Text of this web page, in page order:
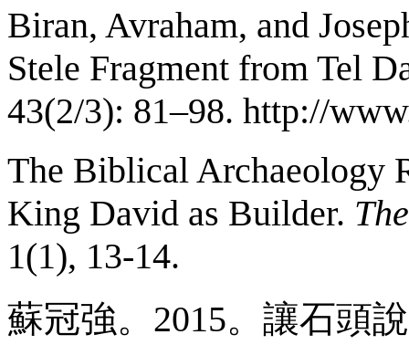
Biran, Avraham, and
Stele Fragment from Tel
43(2/3): 81–98. http://
The Biblical Archaeology
King David as Builder.
1(1), 13-14.
蘇冠強。 2015。讓石頭